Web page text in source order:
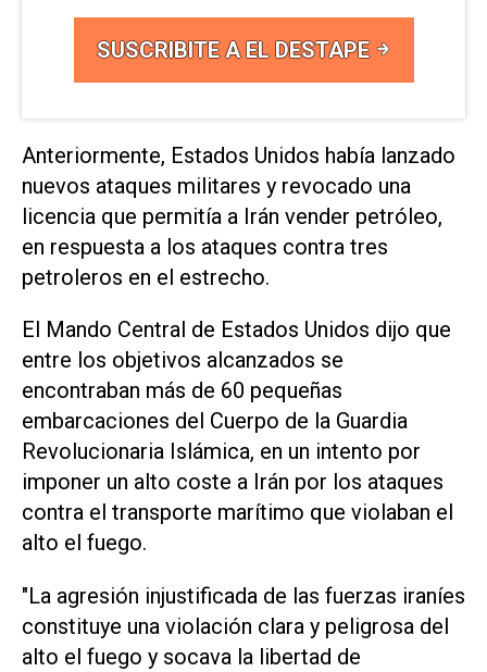
SUSCRIBITE A EL DESTAPE
Anteriormente, Estados Unidos había lanzado
nuevos ataques militares y revocado una
licencia que permitía a Irán vender ​petróleo,
en respuesta a los ataques ⁠contra tres
petroleros en el estrecho.
El Mando Central de Estados Unidos dijo que
entre los objetivos alcanzados se
encontraban más ‌de 60 pequeñas
embarcaciones del Cuerpo de la Guardia
Revolucionaria Islámica, en un intento por
imponer ⁠un alto coste a Irán por los ataques
contra el transporte ⁠marítimo que violaban el
alto el fuego.
"La agresión injustificada de las fuerzas iraníes
constituye una violación clara y peligrosa del
alto el fuego y socava la libertad de